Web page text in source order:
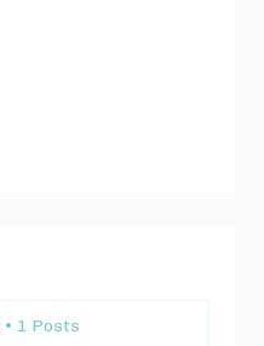
• 1 Posts